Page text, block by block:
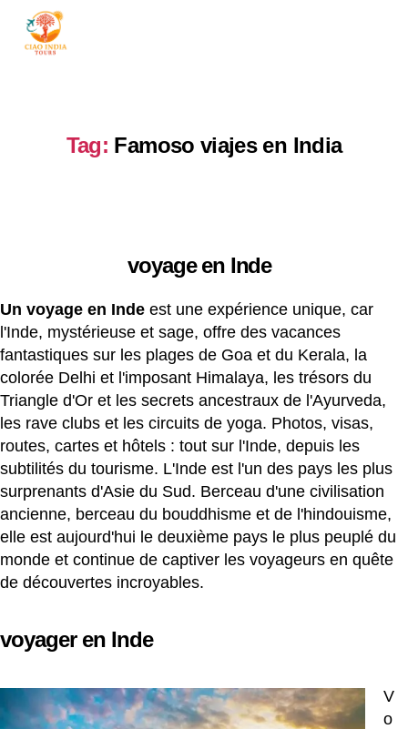
Tag: Famoso viajes en India
voyage en Inde
Un voyage en Inde est une expérience unique, car
l'Inde, mystérieuse et sage, offre des vacances
fantastiques sur les plages de Goa et du Kerala, la
colorée Delhi et l'imposant Himalaya, les trésors du
Triangle d'Or et les secrets ancestraux de l'Ayurveda,
les rave clubs et les circuits de yoga. Photos, visas,
routes, cartes et hôtels : tout sur l'Inde, depuis les
subtilités du tourisme. L'Inde est l'un des pays les plus
surprenants d'Asie du Sud. Berceau d'une civilisation
ancienne, berceau du bouddhisme et de l'hindouisme,
elle est aujourd'hui le deuxième pays le plus peuplé du
monde et continue de captiver les voyageurs en quête
de découvertes incroyables.
voyager en Inde
V
o